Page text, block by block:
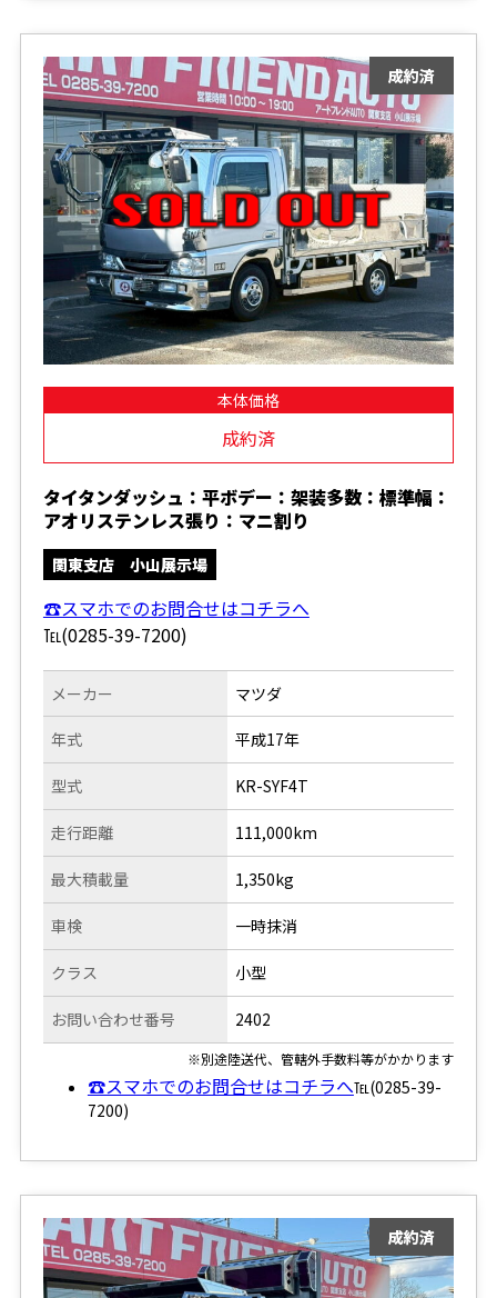
本体価格
成約済
タイタンダッシュ：平ボデー：架装多数：標準幅：
アオリステンレス張り：マニ割り
関東支店 小山展示場
☎スマホでのお問合せはコチラへ
℡(0285-39-7200)
メーカー
年式
型式
走行距離
マツダ
平成17年
KR-SYF4T
111,000km
最大積載量
車検
クラス
お問い合わせ番号
1,350kg
一時抹消
小型
2402
※別途陸送代、管轄外手数料等がかかります
☎スマホでのお問合せはコチラへ℡(0285-39-
7200)